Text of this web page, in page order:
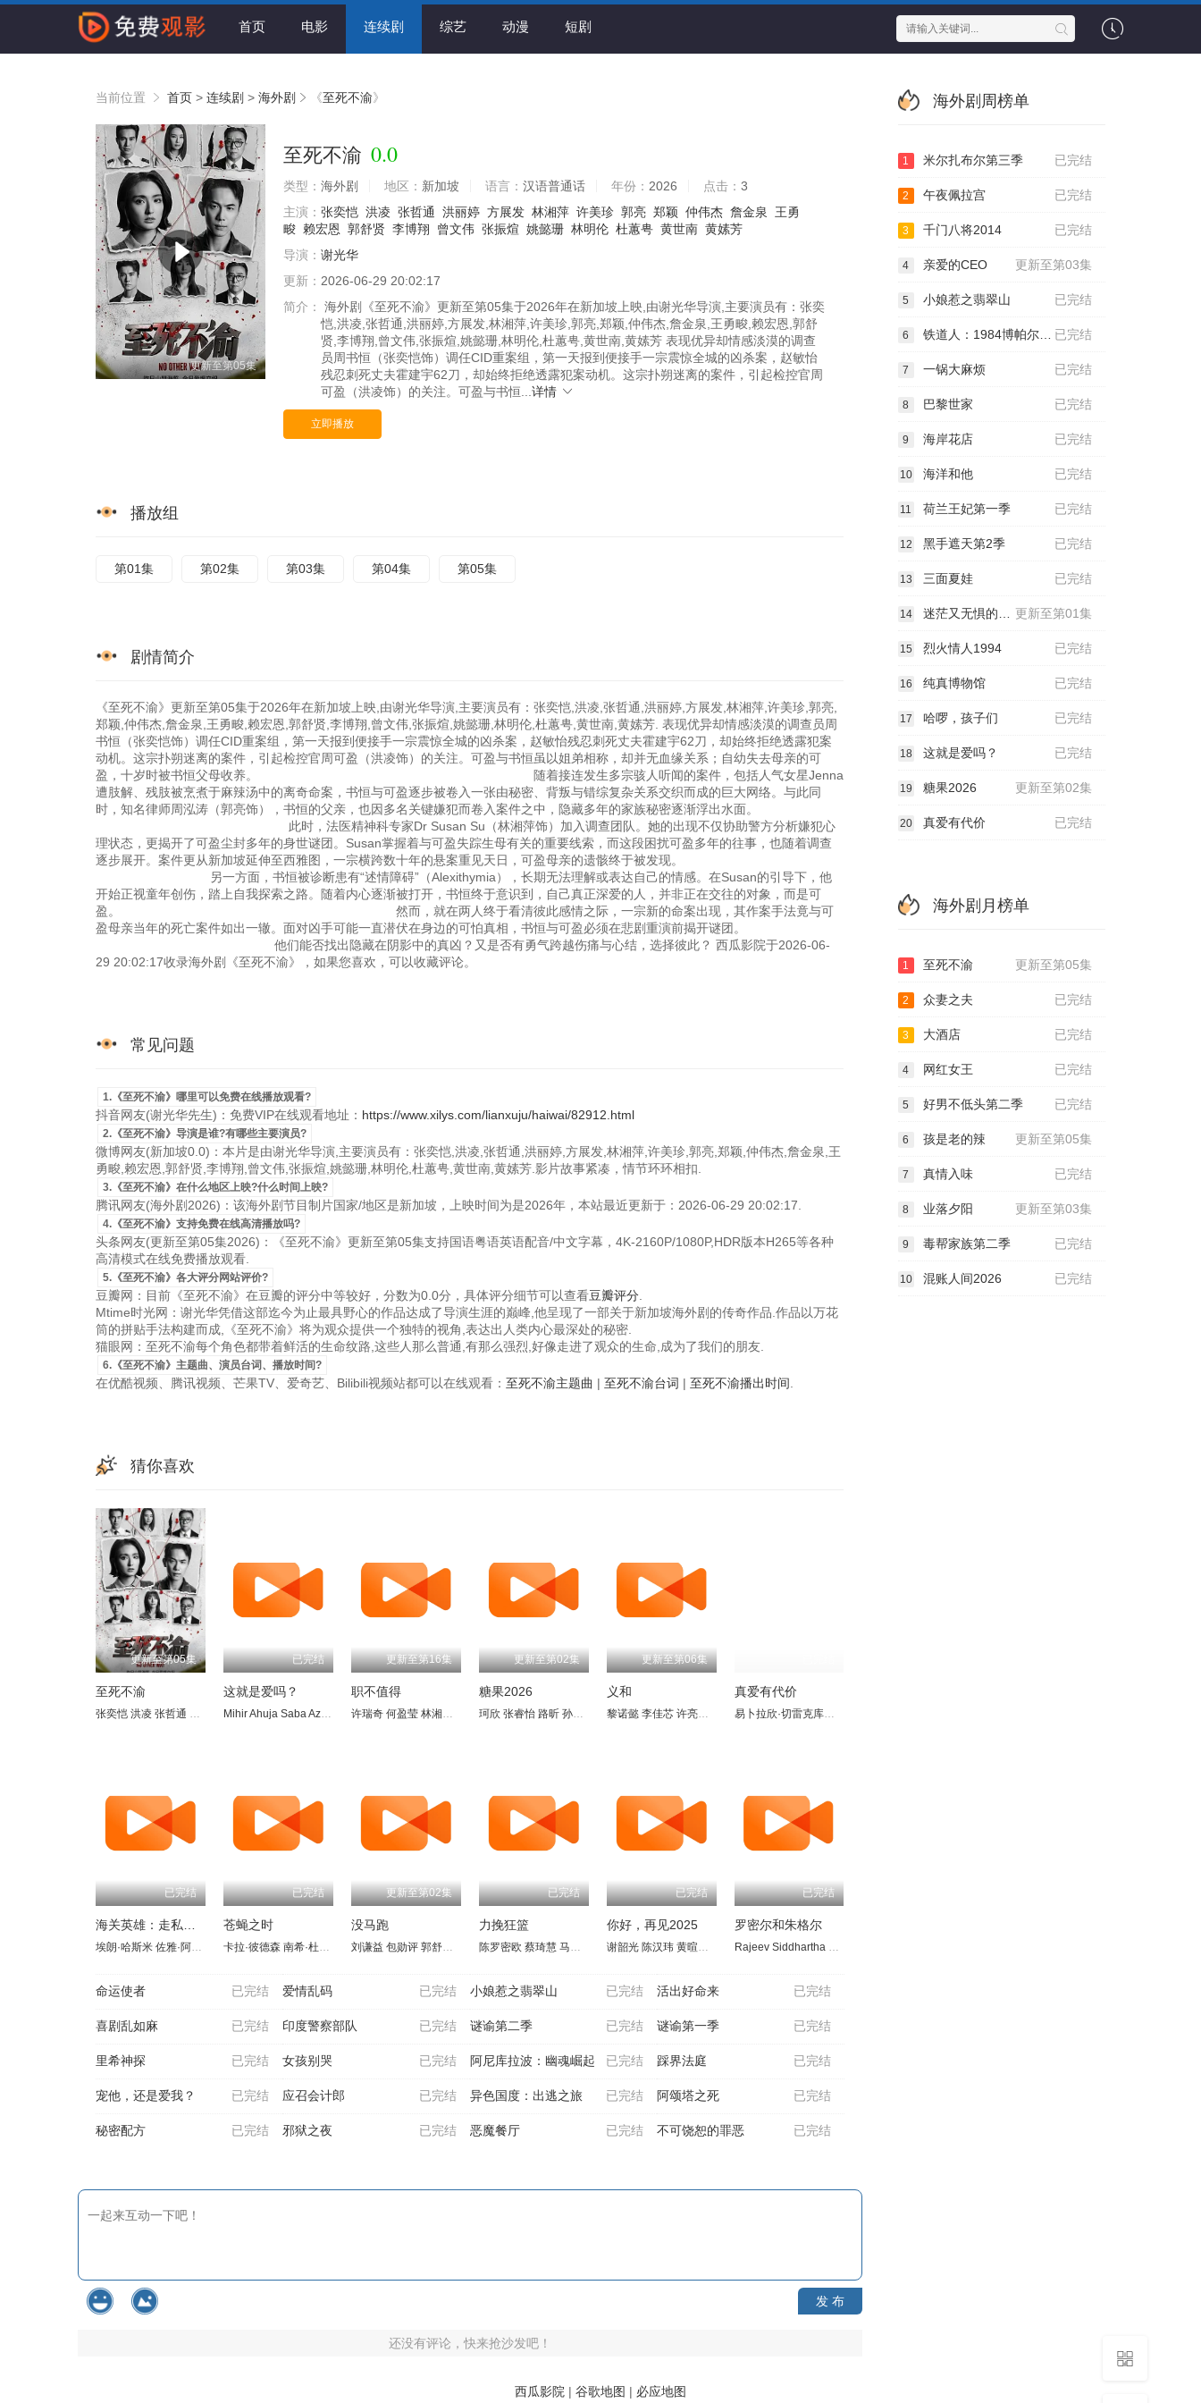
首页 电影 连续剧 综艺 动漫 短剧
当前位置 首页 > 连续剧 > 海外剧 《至死不渝》
更新至第05集
至死不渝 0.0
类型： 海外剧 地区： 新加坡 语言： 汉语普通话 年份： 2026 点击： 3
主演： 张奕恺 洪凌 张哲通 洪丽婷 方展发 林湘萍 许美珍 郭亮 郑颖 仲伟杰 詹金泉
王勇
畯 赖宏恩 郭舒贤 李博翔 曾文伟 张振煊 姚懿珊 林明伦 杜蕙甹 黄世南 黄嫊芳
导演： 谢光华
更新： 2026-06-29 20:02:17
简介：
海外剧《至死不渝》更新至第05集于2026年在新加坡上映,由谢光华导演,主要演员有：张奕
恺,洪凌,张哲通,洪丽婷,方展发,林湘萍,许美珍,郭亮,郑颖,仲伟杰,詹金泉,王勇畯,赖宏恩,郭舒
贤,李博翔,曾文伟,张振煊,姚懿珊,林明伦,杜蕙甹,黄世南,黄嫊芳 表现优异却情感淡漠的调查
员周书恒（张奕恺饰）调任CID重案组，第一天报到便接手一宗震惊全城的凶杀案，赵敏怡
残忍刺死丈夫霍建宇62刀，却始终拒绝透露犯案动机。这宗扑朔迷离的案件，引起检控官周
可盈（洪凌饰）的关注。可盈与书恒... 详情
立即播放
播放组
第01集 第02集 第03集 第04集 第05集
剧情简介
《至死不渝》更新至第05集于2026年在新加坡上映,由谢光华导演,主要演员有：张奕恺,洪凌,张哲通,洪丽婷,方展发,林湘萍,许美珍,郭亮,
郑颖,仲伟杰,詹金泉,王勇畯,赖宏恩,郭舒贤,李博翔,曾文伟,张振煊,姚懿珊,林明伦,杜蕙甹,黄世南,黄嫊芳. 表现优异却情感淡漠的调查员周
书恒（张奕恺饰）调任CID重案组，第一天报到便接手一宗震惊全城的凶杀案，赵敏怡残忍刺死丈夫霍建宇62刀，却始终拒绝透露犯案
动机。这宗扑朔迷离的案件，引起检控官周可盈（洪凌饰）的关注。可盈与书恒虽以姐弟相称，却并无血缘关系；自幼失去母亲的可
盈，十岁时被书恒父母收养。 随着接连发生多宗骇人听闻的案件，包括人气女星Jenna
遭肢解、残肢被烹煮于麻辣汤中的离奇命案，书恒与可盈逐步被卷入一张由秘密、背叛与错综复杂关系交织而成的巨大网络。与此同
时，知名律师周泓涛（郭亮饰），书恒的父亲，也因多名关键嫌犯而卷入案件之中，隐藏多年的家族秘密逐渐浮出水面。
此时，法医精神科专家Dr Susan Su（林湘萍饰）加入调查团队。她的出现不仅协助警方分析嫌犯心
理状态，更揭开了可盈尘封多年的身世谜团。Susan掌握着与可盈失踪生母有关的重要线索，而这段困扰可盈多年的往事，也随着调查
逐步展开。案件更从新加坡延伸至西雅图，一宗横跨数十年的悬案重见天日，可盈母亲的遗骸终于被发现。
另一方面，书恒被诊断患有“述情障碍”（Alexithymia），长期无法理解或表达自己的情感。在Susan的引导下，他
开始正视童年创伤，踏上自我探索之路。随着内心逐渐被打开，书恒终于意识到，自己真正深爱的人，并非正在交往的对象，而是可
盈。 然而，就在两人终于看清彼此感情之际，一宗新的命案出现，其作案手法竟与可
盈母亲当年的死亡案件如出一辙。面对凶手可能一直潜伏在身边的可怕真相，书恒与可盈必须在悲剧重演前揭开谜团。
他们能否找出隐藏在阴影中的真凶？又是否有勇气跨越伤痛与心结，选择彼此？ 西瓜影院于2026-06-
29 20:02:17收录海外剧《至死不渝》，如果您喜欢，可以收藏评论。
常见问题
1.《至死不渝》哪里可以免费在线播放观看?
抖音网友(谢光华先生)：免费VIP在线观看地址： https://www.xilys.com/lianxuju/haiwai/82912.html
2.《至死不渝》导演是谁?有哪些主要演员?
微博网友(新加坡0.0)：本片是由谢光华导演,主要演员有：张奕恺,洪凌,张哲通,洪丽婷,方展发,林湘萍,许美珍,郭亮,郑颖,仲伟杰,詹金泉,王
勇畯,赖宏恩,郭舒贤,李博翔,曾文伟,张振煊,姚懿珊,林明伦,杜蕙甹,黄世南,黄嫊芳.影片故事紧凑，情节环环相扣.
3.《至死不渝》在什么地区上映?什么时间上映?
腾讯网友(海外剧2026)：该海外剧节目制片国家/地区是新加坡，上映时间为是2026年，本站最近更新于：2026-06-29 20:02:17.
4.《至死不渝》支持免费在线高清播放吗?
头条网友(更新至第05集2026)：《至死不渝》更新至第05集支持国语粤语英语配音/中文字幕，4K-2160P/1080P,HDR版本H265等各种
高清模式在线免费播放观看.
5.《至死不渝》各大评分网站评价?
豆瓣网：目前《至死不渝》在豆瓣的评分中等较好，分数为0.0分，具体评分细节可以查看豆瓣评分
Mtime时光网：谢光华凭借这部迄今为止最具野心的作品达成了导演生涯的巅峰,他呈现了一部关于新加坡海外剧的传奇作品.作品以万花
筒的拼贴手法构建而成,《至死不渝》将为观众提供一个独特的视角,表达出人类内心最深处的秘密.
猫眼网：至死不渝每个角色都带着鲜活的生命纹路,这些人那么普通,有那么强烈,好像走进了观众的生命,成为了我们的朋友.
6.《至死不渝》主题曲、演员台词、播放时间?
在优酷视频、腾讯视频、芒果TV、爱奇艺、Bilibili视频站都可以在线观看： 至死不渝主题曲 | 至死不渝台词 | 至死不渝播出时间
猜你喜欢
更新至第05集
至死不渝
张奕恺 洪凌 张哲通 洪丽婷 方展发 林湘萍 许美珍 郭亮 郑颖 仲伟杰 詹金泉 王勇畯 赖宏恩 郭舒贤 李博翔 曾文伟 张振煊 姚懿珊 林明伦 杜蕙甹 黄世南 黄嫊芳
已完结
这就是爱吗？
Mihir Ahuja Saba Azad Bhavesh Babani
更新至第16集
职不值得
许瑞奇 何盈莹 林湘萍 福地佑介 胡煜诗 黄暄婷 朱厚任 潘玲玲 陈丽贞 包尚泽 叶荣耀 陈泰铭 黎沸挥 胡菱恩
更新至第02集
糖果2026
珂欣 张睿怡 路昕 孙琰清
更新至第06集
义和
黎诺懿 李佳芯 许亮宇 赖宏恩 黄程晞 梁愉苓 张嘉汶
真爱有代价
易卜拉欣·切雷克库尔
已完结
埃朗·哈斯米 佐雅·阿夫罗兹 Ujjawal Gauraha Anurag Sinha Akash Ayyar 阿姆鲁塔·可汗维卡尔 贾米勒汗 Virendra Saxena Hemant Kher 弗雷迪·达鲁瓦拉
已完结
苍蝇之时
卡拉·彼德森 南希·杜普拉 瓦莱里娅·洛伊丝 Jimena Anganuzzi Julia Dorto Óscar Guzmán Diego Velázquez Carlos Belloso 迭戈·克雷莫内西
更新至第02集
没马跑
刘谦益 包勋评 郭舒贤 田铭耀 林茹萍 胡煜诗 曾晓晴 薛素珊
已完结
力挽狂篮
陈罗密欧 蔡琦慧 马䲰娗 黄慧燕 叶佳昀 崇喆 蔡承峻 钟琴 姚玟隆 郭亮 易佳憓
已完结
你好，再见2025
谢韶光 陈汉玮 黄暄婷 黄振隆
已完结
罗密尔和朱格尔
Rajeev Siddhartha
已完结
命运使者 已完结
爱情乱码 已完结
小娘惹之翡翠山 已完结
活出好命来
已完结
喜剧乱如麻 已完结
印度警察部队 已完结
谜谕第二季 已完结
谜谕第一季
已完结
里希神探 已完结
女孩别哭 已完结
阿尼库拉波：幽魂崛起 已完结
踩界法庭
已完结
宠他，还是爱我？ 已完结
应召会计郎 已完结
异色国度：出逃之旅 已完结
阿颂塔之死
已完结
秘密配方 已完结
邪狱之夜 已完结
恶魔餐厅 已完结
不可饶恕的罪恶
发 布
还没有评论，快来抢沙发吧！
海外剧周榜单
已完结
1 米尔扎布尔第三季
已完结
2 午夜佩拉宫
已完结
3 千门八将2014
更新至第03集
4 亲爱的CEO
已完结
5 小娘惹之翡翠山
已完结
6 铁道人：1984博帕尔事件
已完结
7 一锅大麻烦
已完结
8 巴黎世家
已完结
9 海岸花店
已完结
10 海洋和他
已完结
11 荷兰王妃第一季
已完结
12 黑手遮天第2季
已完结
13 三面夏娃
更新至第01集
14 迷茫又无惧的我们
已完结
15 烈火情人1994
已完结
16 纯真博物馆
已完结
17 哈啰，孩子们
已完结
18 这就是爱吗？
更新至第02集
19 糖果2026
已完结
20 真爱有代价
海外剧月榜单
更新至第05集
1 至死不渝
已完结
2 众妻之夫
已完结
3 大酒店
已完结
4 网红女王
已完结
5 好男不低头第二季
更新至第05集
6 孩是老的辣
已完结
7 真情入味
更新至第03集
8 业落夕阳
已完结
9 毒帮家族第二季
已完结
10 混账人间2026
西瓜影院 | 谷歌地图 | 必应地图